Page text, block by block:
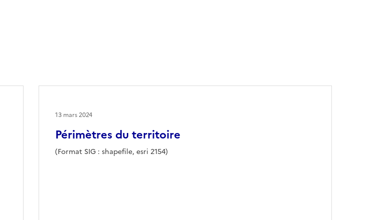
Périmètres du territoire
(Format SIG : shapefile, esri 2154)
13 mars 2024